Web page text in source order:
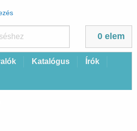
0 elem
Katalógus Írók